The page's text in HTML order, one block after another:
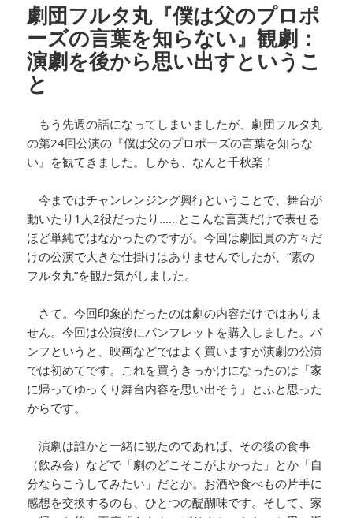
劇団フルタ丸『僕は父のプロポ
ーズの言葉を知らない』観劇：
演劇を後から思い出すというこ
と
もう先週の話になってしまいましたが、劇団フルタ丸
の第24回公演の『僕は父のプロポーズの言葉を知らな
い』を観てきました。しかも、なんと千秋楽！
今まではチャンレンジング興行ということで、舞台が
動いたり1人2役だったり……とこんな言葉だけで表せる
ほど単純ではなかったのですが。今回は劇団員の方々だ
けの公演で大きな仕掛けはありませんでしたが、“素の
フルタ丸”を観た気がしました。
さて。今回印象的だったのは劇の内容だけではありま
せん。今回は公演後にパンフレットを購入しました。パ
ンフというと、映画などではよく買いますが演劇の公演
では初めてです。これを買うきっかけになったのは「家
に帰ってゆっくり舞台内容を思い出そう」とふと思った
からです。
演劇は誰かと一緒に観たのであれば、その後の食事
（飲み会）などで「劇のどこそこがよかった」とか「自
分ならこうしてみたい」だとか。お酒や食べもの片手に
感想を交換するのも、ひとつの醍醐味です。そして、家